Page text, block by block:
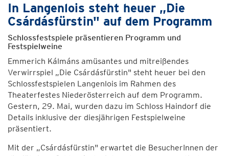
In Langenlois steht heuer „Die
Csárdásfürstin" auf dem Programm
Schlossfestspiele präsentieren Programm und
Festspielweine
Emmerich Kálmáns amüsantes und mitreißendes
Verwirrspiel „Die Csárdásfürstin" steht heuer bei den
Schlossfestspielen Langenlois im Rahmen des
Theaterfestes Niederösterreich auf dem Programm.
Gestern, 29. Mai, wurden dazu im Schloss Haindorf die
Details inklusive der diesjährigen Festspielweine
präsentiert.
Mit der „Csárdásfürstin" erwartet die BesucherInnen der